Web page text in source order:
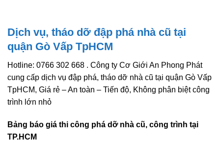
Dịch vụ, tháo dỡ đập phá nhà cũ tại
quận Gò Vấp TpHCM
Hotline: 0766 302 668 . Công ty Cơ Giới An Phong Phát
cung cấp dịch vụ đập phá, tháo dỡ nhà cũ tại quận Gò Vấp
TpHCM, Giá rẻ – An toàn – Tiến độ, Không phân biệt công
Bảng báo giá thi công phá dỡ nhà cũ, công trình tại